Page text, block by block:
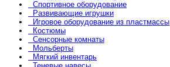
Спортивное оборудование
Развивающие игрушки
Игровое оборудование из пластмассы
Костюмы
Сенсорные комнаты
Мольберты
Мягкий инвентарь
Теневые навесы